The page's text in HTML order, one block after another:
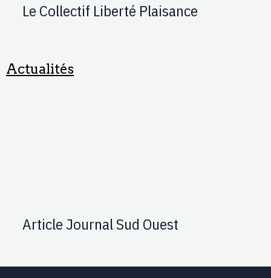
Le Collectif Liberté Plaisance
Actualités
Article Journal Sud Ouest